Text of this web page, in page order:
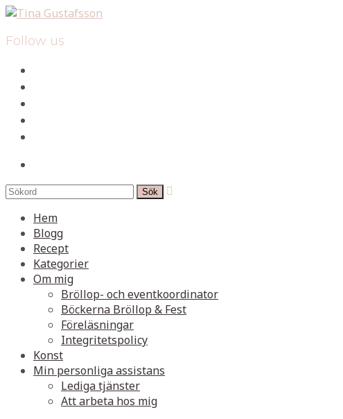
Follow us

Hem
Blogg
Recept
Kategorier
Om mig
Bröllop- och eventkoordinator
Böckerna Bröllop & Fest
Föreläsningar
Integritetspolicy
Konst
Min personliga assistans
Lediga tjänster
Att arbeta hos mig